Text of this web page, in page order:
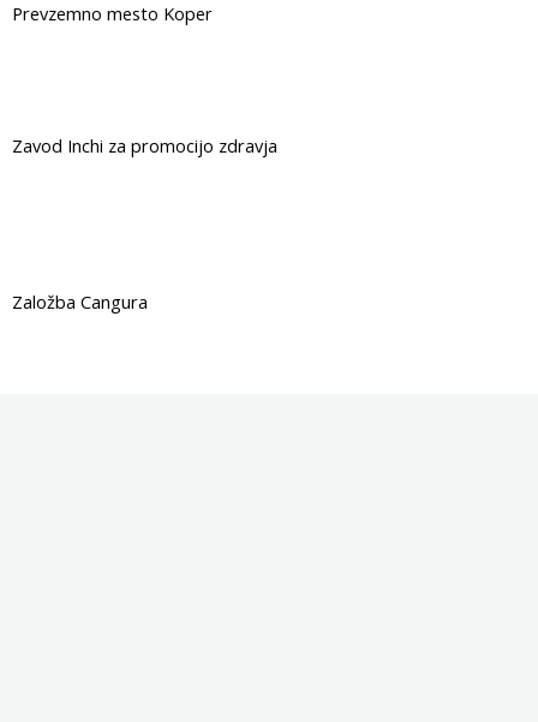
Prevzemno mesto Koper
Zavod Inchi za promocijo zdravja
Založba Cangura